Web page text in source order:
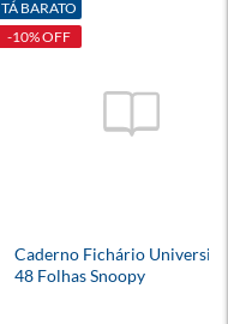
TÁ BARATO
-10% OFF
Caderno Fichário
48 Folhas Snoopy